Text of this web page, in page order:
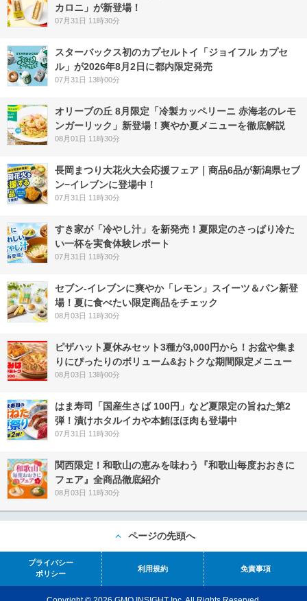
カロニ」が新登場！
07月31日 11時30分
スターバックス初のカプセルトイ「ジョイフル カプセ
ル」が2026年8月2日に都内限定発売
07月31日 13時00分
オリーブの丘 8月限定「冷製カッペリーニ 赤海老のレモ
ンガーリック」新登場！爽やか夏メニューを徹底解説
08月01日 11時30分
長岡まつり大花火大会応援フェア｜商品6品が新潟県セブ
ン−イレブンに登場中！
07月31日 11時30分
すき家が「冷やし汁」を新発売！夏限定のさっぱり冷た
い一杯を実食体験レポート
07月31日 11時30分
セブン‐イレブンに爽やか「レモン」スイーツ＆パン新登
場！夏に食べたい限定商品をチェック
08月03日 11時30分
ピザハット夏休みセット3種が3,000円から！お盆や集ま
りにぴったりのボリューム&おトクな期間限定メニュー
08月03日 13時00分
はま寿司「国産生さば 100円」など夏限定の旨ねた第2
弾！漬けホタルイカや本鮪ほほ肉も登場中
07月31日 11時30分
関西限定！和歌山の恵みを味わう『和歌山毎度おおきに
フェア』全商品徹底紹介
08月03日 11時30分
ページの先頭へ
プライバシー
ポリシー
利用規約 免責事項